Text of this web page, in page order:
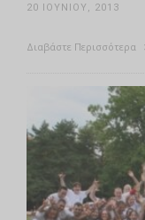
20 ΙΟΥΝΊΟΥ, 2013
Διαβάστε Περισσότερα